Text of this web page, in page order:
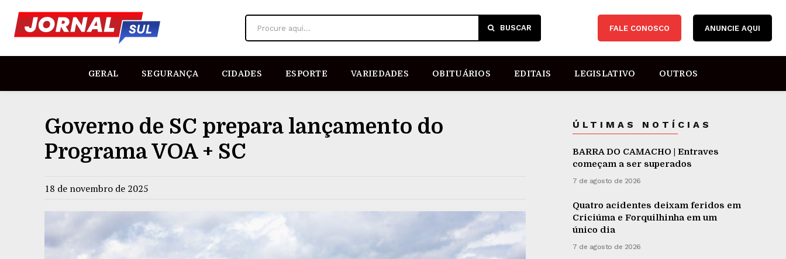
Procure aqui... BUSCAR FALE CONOSCO ANUNCIE AQUI
GERAL SEGURANÇA CIDADES ESPORTE VARIEDADES OBITUÁRIOS EDITAIS LEGISLATIVO OUTROS
Governo de SC prepara lançamento do
Programa VOA + SC
18 de novembro de 2025
ÚLTIMAS NOTÍCIAS
BARRA DO CAMACHO | Entraves
começam a ser superados
7 de agosto de 2026
Quatro acidentes deixam feridos em
Criciúma e Forquilhinha em um
único dia
7 de agosto de 2026